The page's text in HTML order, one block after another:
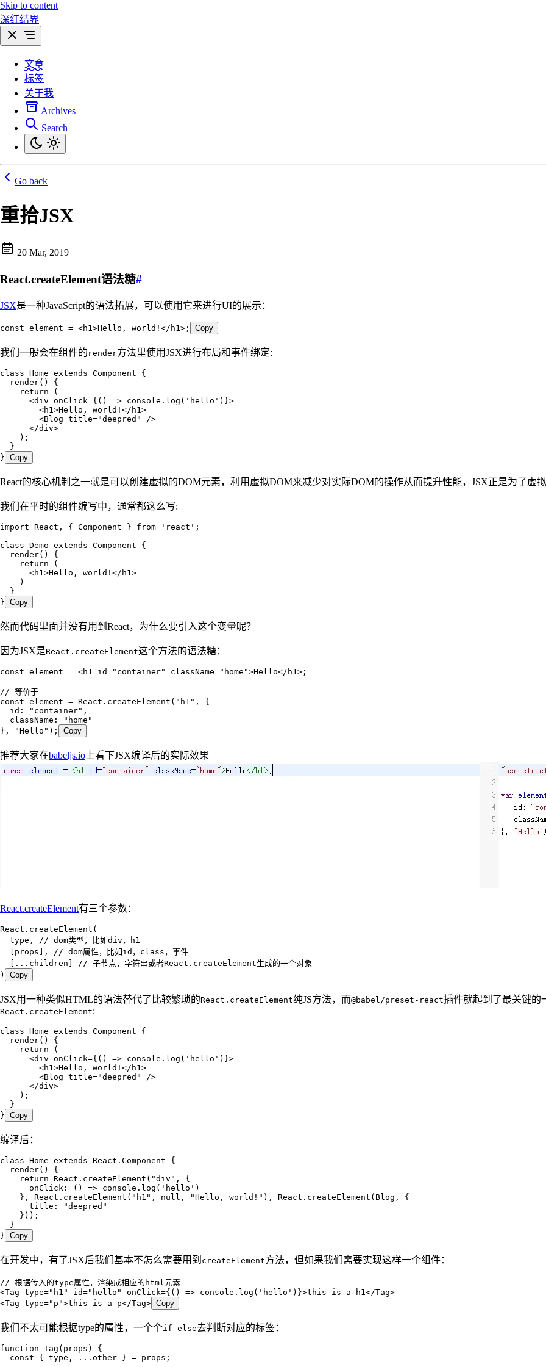
Skip to content
深红结界
文章
标签
关于我
Archives
Search
Go back
重拾JSX
20 Mar, 2019
React.createElement语法糖#
JSX是一种JavaScript的语法拓展，可以使用它来进行UI的展示：
const element = <h1>Hello, world! </ h1> ; Copy
我们一般会在组件的 render方法里使用JSX进行布局和事件绑定:
class Home extends Component {
  render
()
{
    return
(
      <
div onClick={ () => console . log ( ' hello ' ) }>
        <
h1>Hello, world! </ h1>
        <
Blog title="deepred "
/>
      </
div>
    );
  }
} Copy
React的核心机制之一就是可以创建虚拟的DOM元素，利用虚拟DOM来减少对实际DOM的操作从而提升性能，JSX正是为了虚
我们在平时的组件编写中，通常都这么写:
import React , { Component } from ' react ' ;
class Demo extends Component {
  render
()
{
    return
(
      <
h1>Hello, world! </ h1>
    )
  }
} Copy
然而代码里面并没有用到React，为什么要引入这个变量呢？
因为JSX是React.createElement这个方法的语法糖：
const element = <h1 id=" container" className=" home ">Hello</ h1> ;
// 等价于
const element = React . createElement ( " h1 " ,
{
  id
: " container" ,
  className
: " home "
} , "Hello " ); Copy
推荐大家在babeljs.io 上看下JSX编译后的实际效果
React.createElement有三个参数：
React . createElement (
  type
,
// dom类型，比如div，h1
props ,
// dom属性，比如id，class，事件
... children
// 子节点，字符串或者React.createElement生成的一个对象
)
Copy
JSX用一种类似HTML的语法替代了比较繁琐的React.createElement纯JS方法，而@babel/preset-react插件就起到了最关键的
React.createElement:
class Home extends Component {
  render
()
{
    return
(
      <
div onClick={ () => console . log ( ' hello ' ) }>
        <
h1>Hello, world! </ h1>
        <
Blog title="deepred "
/>
      </
div>
    );
  }
} Copy
编译后：
class Home extends React . Component {
  render
()
{
    return
React . createElement ( "div " ,
{
      onClick
: () => console . log ( ' hello ' )
    }
, React . createElement ( " h1 " , null , "Hello, world! " ) , React . createElement ( Blog ,
{
      title
: "deepred "
    }));
  }
} Copy
在开发中，有了JSX后我们基本不怎么需要用到 createElement方法，但如果我们需要实现这样一个组件：
// 根据传入的type属性，渲染成相应的html元素
<Tag type=" h1 " id=" hello " onClick={ () => console . log ( ' hello ' ) }>this is a h1</Tag>
<Tag type=" p ">this is a p</Tag> Copy
我们不太可能根据type的属性，一个个if else去判断对应的标签：
function Tag ( props )
{
  const
{ type , ... other } = props ;